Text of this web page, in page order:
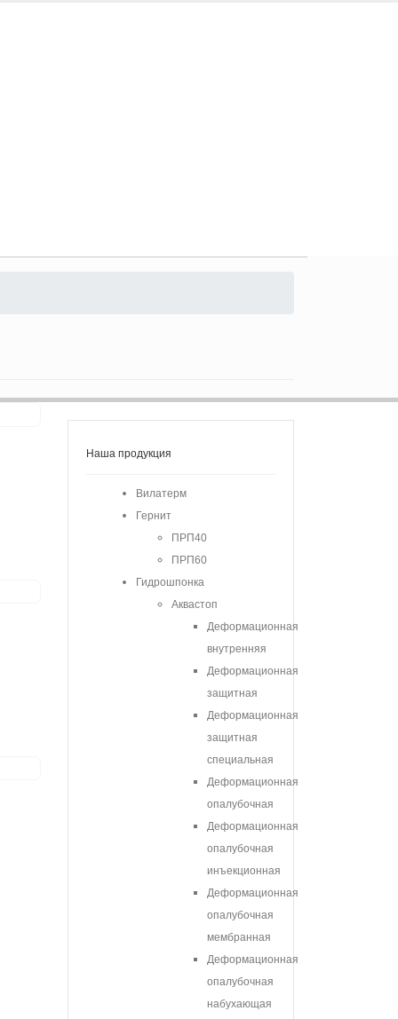
Наша продукция
Вилатерм
Гернит
ПРП40
ПРП60
Гидрошпонка
Аквастоп
Деформационная
внутренняя
Деформационная
защитная
Деформационная
защитная
специальная
Деформационная
опалубочная
Деформационная
опалубочная
инъекционная
Деформационная
опалубочная
мембранная
Деформационная
опалубочная
набухающая